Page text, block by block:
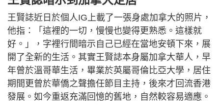
王賢誌近日於個人IG上載了一張身處加拿大的照片，
他指：「這裡的一切，慢慢也變得更熟悉。這樣就
好。」，字裡行間暗示自己已經在當地安頓下來，展
開了全新的生活。其實王賢誌本身屬加拿大華人，早
年曾於溫哥華生活，畢業於英屬哥倫比亞大學，居住
期間更曾於華僑之聲擔任節目主持，後來才回流香港
發展。如今重返充滿回憶的舊地，自然較容易適應。